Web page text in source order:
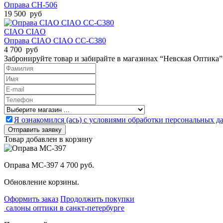
Оправа CH-506
19 500 руб
CIAO CIAO
Оправа CIAO CIAO CC-C380
4 700 руб
Забронируйте товар и забирайте в магазинах “Невская Оптика”
Я ознакомился (ась) с условиями обработки персональных
Товар добавлен в корзину
Оправа MC-397 4 700 руб.
Обновление корзины.
Оформить заказ Продолжить покупки
салоны оптики в санкт-петербурге